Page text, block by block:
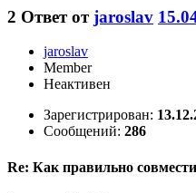
2 Ответ отjaroslav
jaroslav
Member
Неактивен
Зарегистрирован:
Сообщений: 286
Re: Как правильно